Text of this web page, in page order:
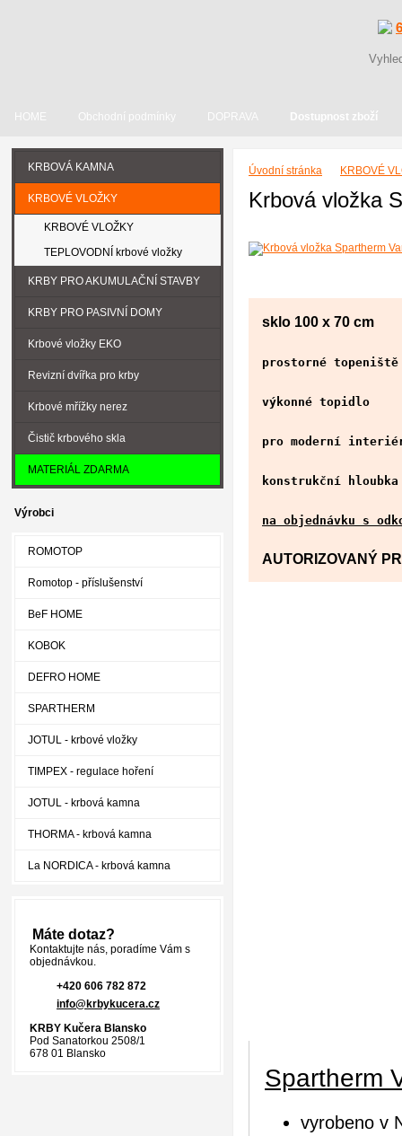
HOME Obchodní podmínky DOPRAVA Dostupnost zboží
Úvodní stránka KRBOVÉ
Krbová vložka
sklo 100 x 70 cm
prostorné
výkonné topidlo
pro moderní
konstrukční
na objednávku s
AUTORIZOVANÝ
Spartherm
vyrobeno v
KRBOVÁ KAMNA
KRBOVÉ VLOŽKY
KRBOVÉ VLOŽKY
TEPLOVODNÍ krbové vložky
KRBY PRO AKUMULAČNÍ STAVBY
KRBY PRO PASIVNÍ DOMY
Krbové vložky EKO
Revizní dvířka pro krby
Krbové mřížky nerez
Čistič krbového skla
MATERIÁL ZDARMA
Výrobci
ROMOTOP
Romotop - příslušenství
BeF HOME
KOBOK
DEFRO HOME
SPARTHERM
JOTUL - krbové vložky
TIMPEX - regulace hoření
JOTUL - krbová kamna
THORMA - krbová kamna
La NORDICA - krbová kamna
Máte dotaz?
Kontaktujte nás, poradíme Vám s
objednávkou.
+420 606 782 872
info@krbykucera.cz
KRBY Kučera Blansko
Pod Sanatorkou 2508/1
678 01 Blansko